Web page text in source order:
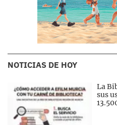
NOTICIAS DE HOY
La
sus